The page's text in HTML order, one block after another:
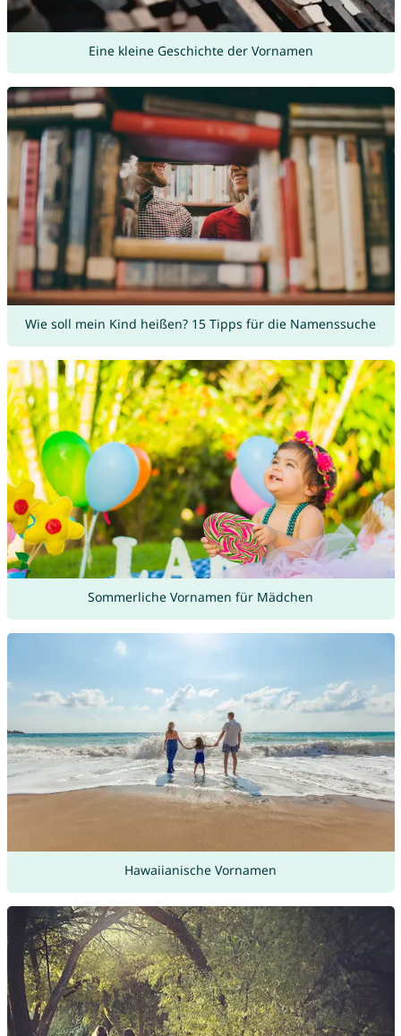
Eine kleine Geschichte der Vornamen
Wie soll mein Kind heißen? 15 Tipps für die Namenssuche
Sommerliche Vornamen für Mädchen
Hawaiianische Vornamen